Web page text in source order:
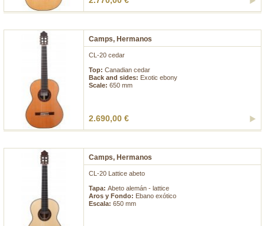
Camps, Hermanos
CL-20 cedar
Top: Canadian cedar
Back and sides: Exotic ebony
Scale: 650 mm
2.690,00 €
Camps, Hermanos
CL-20 Lattice abeto
Tapa: Abeto alemán - lattice
Aros y Fondo: Ebano exótico
Escala: 650 mm